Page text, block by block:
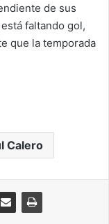
de sus
faltando gol,
que la temporada
Calero